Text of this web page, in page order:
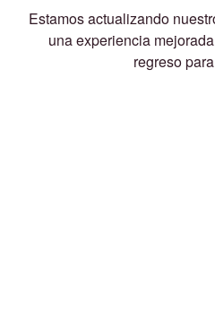
Estamos actualizando
una experiencia
regreso